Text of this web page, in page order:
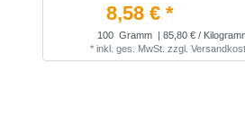
8,58 € *
100 Gramm
| 85,80 € /
* inkl. ges. MwSt. zzgl.